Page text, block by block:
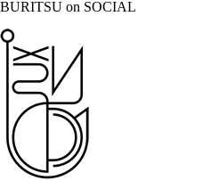
BURITSU on SOCIAL